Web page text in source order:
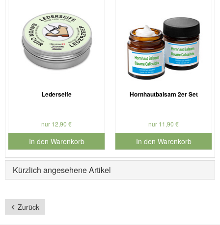
Lederseife
nur 12,90 €
In den Warenkorb
für Produktnummer 901127
Hornhautbalsam 2er Set
nur 11,90 €
In den Warenkorb
für Produktnummer 901730
Kürzlich angesehene Artikel
Zurück